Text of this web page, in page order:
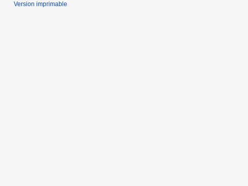
Version imprimable